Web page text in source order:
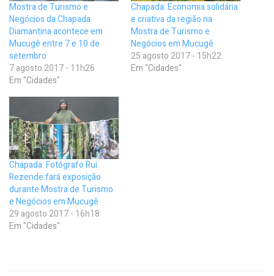
Mostra de Turismo e
Negócios da Chapada
Diamantina acontece em
Mucugê entre 7 e 10 de
setembro
7 agosto 2017 - 11h26
Em "Cidades"
Chapada: Economia solidária
e criativa da região na
Mostra de Turismo e
Negócios em Mucugê
25 agosto 2017 - 15h22
Em "Cidades"
Chapada: Fotógrafo Rui
Rezende fará exposição
durante Mostra de Turismo
e Negócios em Mucugê
29 agosto 2017 - 16h18
Em "Cidades"